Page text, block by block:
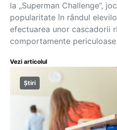
la „Superman Challenge”,
popularitate în rândul
efectuarea unor cascadorii
comportamente
Vezi articolul
Știri